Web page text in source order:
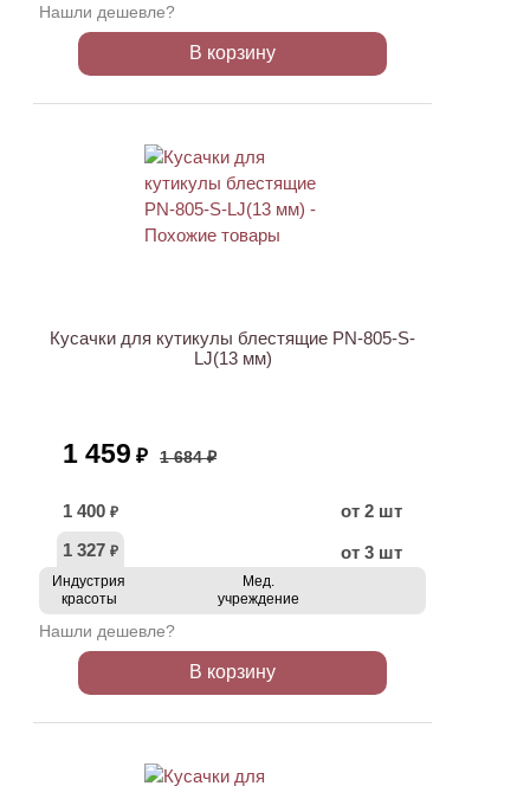
Нашли дешевле?
В корзину
Кусачки для кутикулы блестящие PN-805-S-
LJ(13 мм)
1 459 ₽ 1 684 ₽
1 400 ₽
от 2 шт
1 327 ₽ от 3 шт
Индустрия
красоты
Мед.
учреждение
Нашли дешевле?
В корзину